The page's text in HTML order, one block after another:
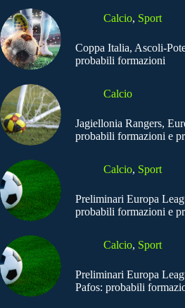
Calcio, Sport
Coppa Italia, Ascoli-
probabili formazioni
Calcio
Jagiellonia Rangers,
probabili formazioni e
Calcio, Sport
Preliminari Europa
probabili formazioni e
Calcio, Sport
Preliminari Europa
Pafos: probabili